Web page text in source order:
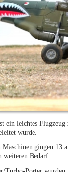
ein leichtes Flugzeug
wurde.
Maschinen gingen
weiteren Bedarf.